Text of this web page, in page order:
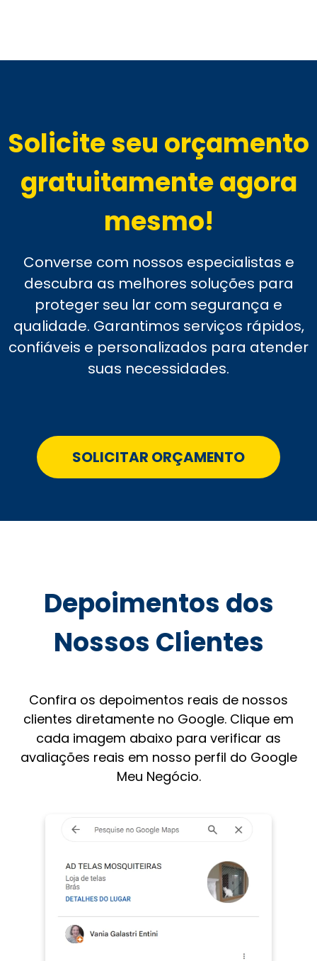
Solicite seu orçamento
gratuitamente agora
mesmo!
Converse com nossos especialistas e
descubra as melhores soluções para
proteger seu lar com segurança e
qualidade. Garantimos serviços rápidos,
confiáveis e personalizados para atender
suas necessidades.
SOLICITAR ORÇAMENTO
Depoimentos dos
Nossos Clientes
Confira os depoimentos reais de nossos
clientes diretamente no Google. Clique em
cada imagem abaixo para verificar as
avaliações reais em nosso perfil do Google
Meu Negócio.